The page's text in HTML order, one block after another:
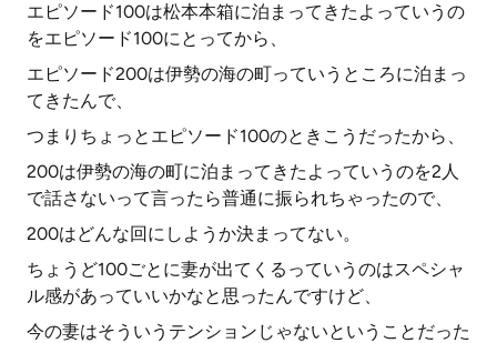
エピソード100は松本本箱に泊まってきたよっていうの
をエピソード100にとってから、
エピソード200は伊勢の海の町っていうところに泊まっ
てきたんで、
つまりちょっとエピソード100のときこうだったから、
200は伊勢の海の町に泊まってきたよっていうのを2人
で話さないって言ったら普通に振られちゃったので、
200はどんな回にしようか決まってない。
ちょうど100ごとに妻が出てくるっていうのはスペシャ
ル感があっていいかなと思ったんですけど、
今の妻はそういうテンションじゃないということだった